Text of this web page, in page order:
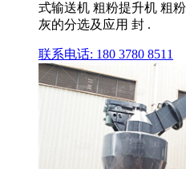
式输送机 粗粉提升机 粗
灰的分选及应用 封 .
联系电话: 180 3780 8511